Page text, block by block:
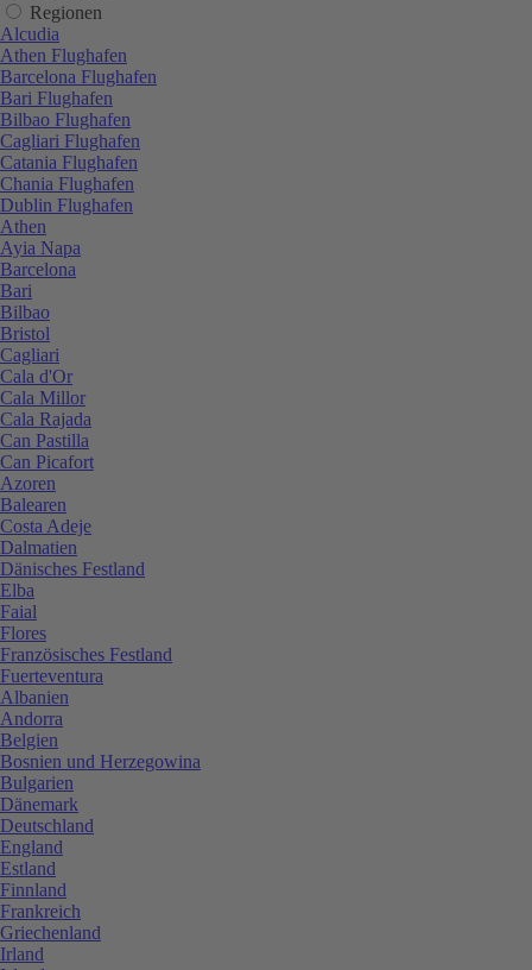
Regionen
Alcudia
Athen Flughafen
Barcelona Flughafen
Bari Flughafen
Bilbao Flughafen
Cagliari Flughafen
Catania Flughafen
Chania Flughafen
Dublin Flughafen
Athen
Ayia Napa
Barcelona
Bari
Bilbao
Bristol
Cagliari
Cala d'Or
Cala Millor
Cala Rajada
Can Pastilla
Can Picafort
Azoren
Balearen
Costa Adeje
Dalmatien
Dänisches Festland
Elba
Faial
Flores
Französisches Festland
Fuerteventura
Albanien
Andorra
Belgien
Bosnien und Herzegowina
Bulgarien
Dänemark
Deutschland
England
Estland
Finnland
Frankreich
Griechenland
Irland